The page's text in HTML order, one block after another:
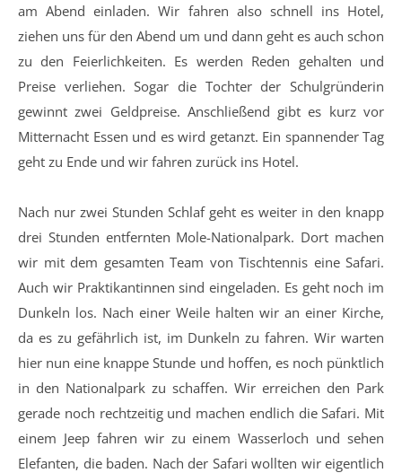
am Abend einladen. Wir fahren also schnell ins Hotel,
ziehen uns für den Abend um und dann geht es auch schon
zu den Feierlichkeiten. Es werden Reden gehalten und
Preise verliehen. Sogar die Tochter der Schulgründerin
gewinnt zwei Geldpreise. Anschließend gibt es kurz vor
Mitternacht Essen und es wird getanzt. Ein spannender Tag
geht zu Ende und wir fahren zurück ins Hotel.
Nach nur zwei Stunden Schlaf geht es weiter in den knapp
drei Stunden entfernten Mole-Nationalpark. Dort machen
wir mit dem gesamten Team von Tischtennis eine Safari.
Auch wir Praktikantinnen sind eingeladen. Es geht noch im
Dunkeln los. Nach einer Weile halten wir an einer Kirche,
da es zu gefährlich ist, im Dunkeln zu fahren. Wir warten
hier nun eine knappe Stunde und hoffen, es noch pünktlich
in den Nationalpark zu schaffen. Wir erreichen den Park
gerade noch rechtzeitig und machen endlich die Safari. Mit
einem Jeep fahren wir zu einem Wasserloch und sehen
Elefanten, die baden. Nach der Safari wollten wir eigentlich